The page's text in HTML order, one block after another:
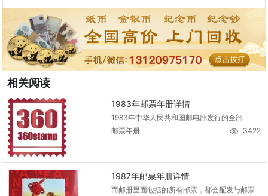
相关阅读
1983年邮票年册详情
1983年中华人民共和国邮电部发行的全部
邮票年册
3422
1987年邮票年册详情
而邮册里面包括的所有邮票，都会配发与邮票